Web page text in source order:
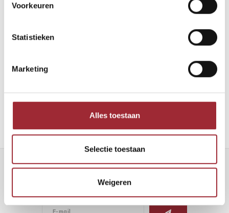
Voorkeuren
Statistieken
Marketing
Alles toestaan
Selectie toestaan
Weigeren
Lees meer
Nieuwsbrief
Ontvang de laatste updates, nieuws en aanbiedingen via email